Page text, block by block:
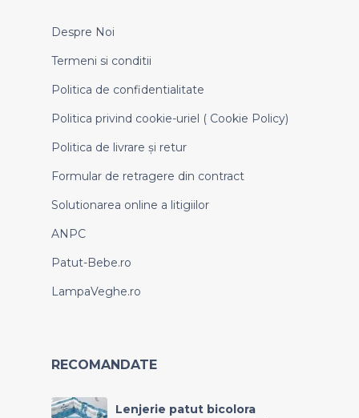
Despre Noi
Termeni si conditii
Politica de confidentialitate
Politica privind cookie-uriel ( Cookie Policy)
Politica de livrare și retur
Formular de retragere din contract
Solutionarea online a litigiilor
ANPC
Patut-Bebe.ro
LampaVeghe.ro
RECOMANDATE
Lenjerie patut bicolora